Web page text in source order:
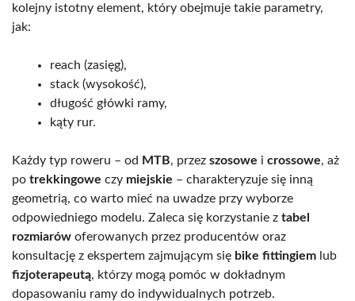
kolejny istotny element, który obejmuje takie parametry,
jak:
reach (zasięg),
stack (wysokość),
długość główki ramy,
kąty rur.
Każdy typ roweru – od MTB, przez szosowe i crossowe, aż
po trekkingowe czy miejskie – charakteryzuje się inną
geometrią, co warto mieć na uwadze przy wyborze
odpowiedniego modelu. Zaleca się korzystanie z tabel
rozmiarów oferowanych przez producentów oraz
konsultację z ekspertem zajmującym się bike fittingiem lub
fizjoterapeutą, którzy mogą pomóc w dokładnym
dopasowaniu ramy do indywidualnych potrzeb.